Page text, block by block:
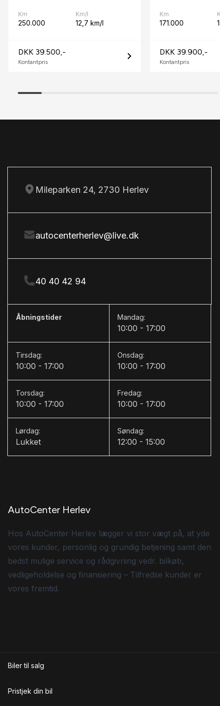
splitbagsæde
sædevarme
Km
250.000
Km/l
12,7 km/l
DKK 39.500,-
Kontantpris
Km
171.000
DKK 39.900,-
Kontantpris
Mileparken 24, 2730 Herlev
autocenterherlev@live.dk
40 40 42 94
Åbningstider Mandag:
10:00 - 17:00
Tirsdag:
10:00 - 17:00
Onsdag:
10:00 - 17:00
Torsdag:
10:00 - 17:00
Fredag:
10:00 - 17:00
Lørdag:
Lukket
Søndag:
12:00 - 15:00
AutoCenter Herlev
Hos AutoCenter Herlev lægger vi stor vægt på, at yde
vores kunder, personlig og grundig betjening samt den
bedst mulige service og rådgivning vedr. bilkøb,
vedligeholdelse og finansiering – Tilfredse kunder er
vores fremtid.
Biler til salg
Pristjek din bil